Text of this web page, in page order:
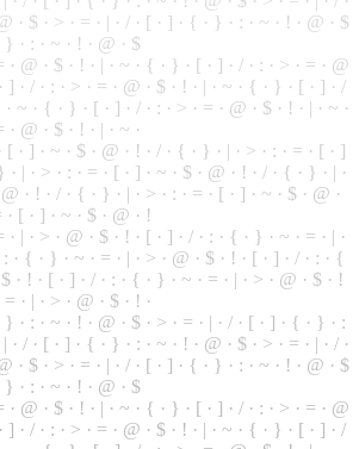
· $ · > · = · | · / · [ · ] · { · } · : · ~ · ! · @ · $
} · : · ~ · ! · @ · $
· @ · $ · ! · | · ~ · { · } · [ · ] · / · : · > · = · @
] · / · : · > · = · @ · $ · ! · | · ~ · { · } · [ · ] · /
~ · { · } · [ · ] · / · : · > · = · @ · $ · ! · | · ~ ·
· @ · $ · ! · | · ~ ·
[ · ] · ~ · $ · @ · ! · / · { · } · | · > · : · = · [ · ]
· | · > · : · = · [ · ] · ~ · $ · @ · ! · / · { · } · | ·
· ! · / · { · } · | · > · : · = · [ · ] · ~ · $ · @ ·
[ · ] · ~ · $ · @ · !
| · > · @ · $ · ! · [ · ] · / · : · { · } · ~ · = · | ·
· { · } · ~ · = · | · > · @ · $ · ! · [ · ] · / · : · {
· ! · [ · ] · / · : · { · } · ~ · = · | · > · @ · $ · !
· | · > · @ · $ · ! ·
· : · ~ · ! · @ · $ · > · = · | · / · [ · ] · { · } · :
| · / · [ · ] · { · } · : · ~ · ! · @ · $ · > · = · | · / ·
· $ · > · = · | · / · [ · ] · { · } · : · ~ · ! · @ · $
} · : · ~ · ! · @ · $
· @ · $ · ! · | · ~ · { · } · [ · ] · / · : · > · = · @
] · / · : · > · = · @ · $ · ! · | · ~ · { · } · [ · ] · /